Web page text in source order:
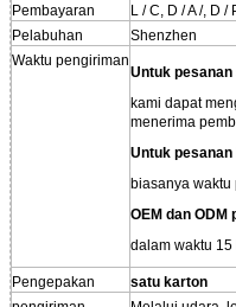
Pembayaran
L / C, D / A /, D
Pelabuhan
Shenzhen
Waktu pengiriman
Untuk pesanan
kami dapat
menerima
Untuk pesanan
biasanya
OEM dan ODM
dalam waktu
Pengepakan
satu karton